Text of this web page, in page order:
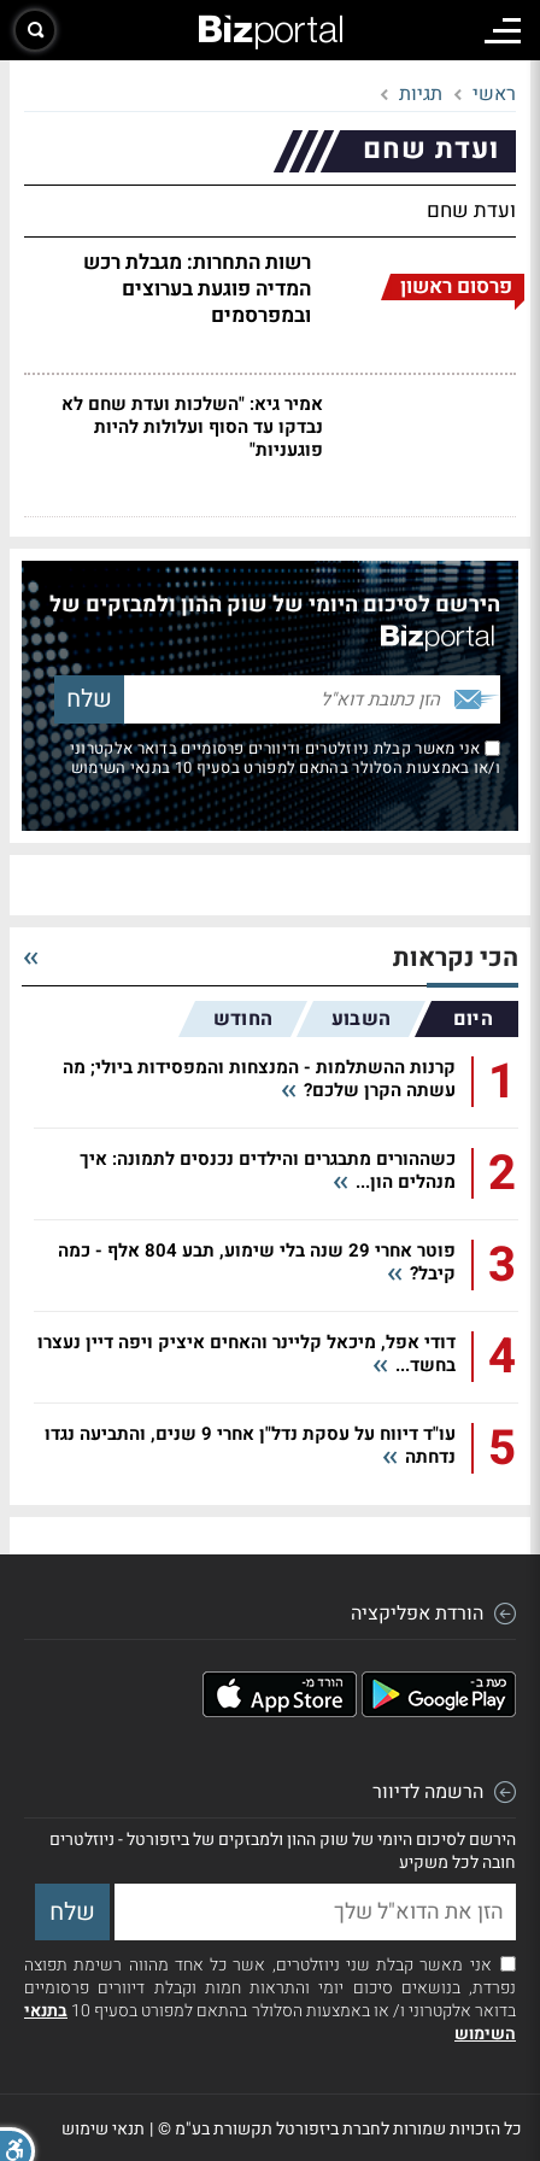
ראשי תגיות
ועדת שחם
ועדת שחם
פרסום ראשון
רשות התחרות: מגבלת רכש
המדיה פוגעת בערוצים
ובמפרסמים
אמיר גיא: "השלכות ועדת שחם לא
נבדקו עד הסוף ועלולות להיות
פוגעניות"
הירשם לסיכום היומי של שוק ההון ולמבזקים של
אני מאשר קבלת ניוזלטרים ודיוורים פרסומיים בדואר אלקטרוני
ו/או באמצעות הסלולר בהתאם למפורט בסעיף 10 בתנאי השימוש
הכי נקראות
היום השבוע החודש
1
קרנות ההשתלמות - המנצחות והמפסידות ביולי; מה
עשתה הקרן שלכם?
2
כשההורים מתבגרים והילדים נכנסים לתמונה: איך
מנהלים הון...
3
פוטר אחרי 29 שנה בלי שימוע, תבע 804 אלף - כמה
קיבל?
4
דודי אפל, מיכאל קליינר והאחים איציק ויפה דיין נעצרו
בחשד...
5
עו"ד דיווח על עסקת נדל"ן אחרי 9 שנים, והתביעה נגדו
נדחתה
הורדת אפליקציה
הרשמה לדיוור
הירשם לסיכום היומי של שוק ההון ולמבזקים של ביזפורטל - ניוזלטרים
חובה לכל משקיע
אני מאשר קבלת שני ניוזלטרים, אשר כל אחד מהווה רשימת תפוצה
נפרדת, בנושאים סיכום יומי והתראות חמות וקבלת דיוורים פרסומיים
בדואר אלקטרוני ו/ או באמצעות הסלולר בהתאם למפורט בסעיף 10
בתנאי
השימוש
כל הזכויות שמורות לחברת ביזפורטל תקשורת בע"מ ©| תנאי שימוש